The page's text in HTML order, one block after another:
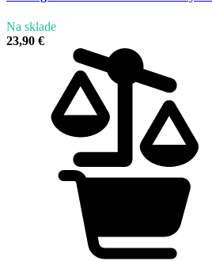
Na sklade
23,90 €